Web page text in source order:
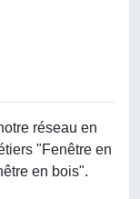
réseau en
"Fenêtre en
en bois".